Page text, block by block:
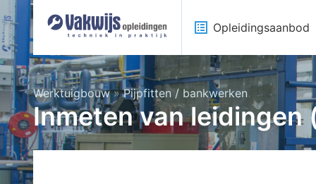
list_alt Opleidingsaanbod
Werktuigbouw »Pijpfitten / bankwerken
Inmeten van